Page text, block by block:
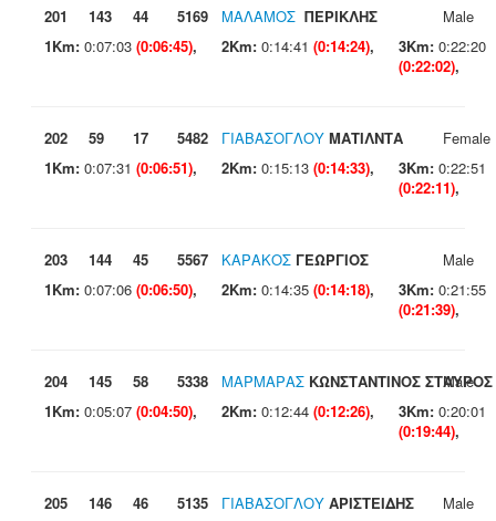
201
143 44 5169 ΜΑΛΑΜΟΣ ΠΕΡΙΚΛΗΣ
Male
1Km: 0:07:03 (0:06:45), 2Km: 0:14:41 (0:14:24), 3Km: 0:22:20
(0:22:02),
202 59 17 5482 ΓΙΑΒΑΣΟΓΛΟΥ ΜΑΤΙΛΝΤΑ
Female
1Km: 0:07:31 (0:06:51), 2Km: 0:15:13 (0:14:33), 3Km: 0:22:51
(0:22:11),
203 144 45 5567 ΚΑΡΑΚΟΣ ΓΕΩΡΓΙΟΣ
Male
1Km: 0:07:06 (0:06:50), 2Km: 0:14:35 (0:14:18), 3Km: 0:21:55
(0:21:39),
204 145 58 5338 ΜΑΡΜΑΡΑΣ ΚΩΝΣΤΑΝΤΙΝΟΣ ΣΤΑΥΡΟΣ
Male
1Km: 0:05:07 (0:04:50), 2Km: 0:12:44 (0:12:26), 3Km: 0:20:01
(0:19:44),
205 146 46 5135 ΓΙΑΒΑΣΟΓΛΟΥ ΑΡΙΣΤΕΙΔΗΣ
Male